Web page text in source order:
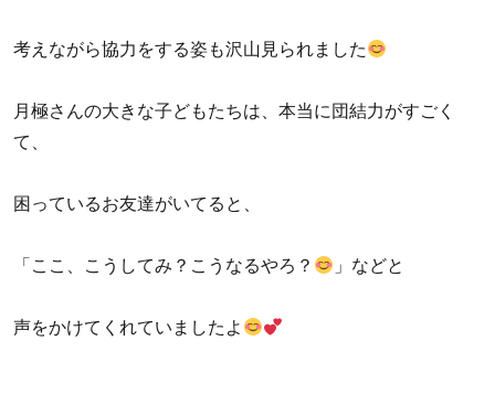
考えながら協力をする姿も沢山見られました
月極さんの大きな子どもたちは、本当に団結力がすごく
て、
困っているお友達がいてると、
「ここ、こうしてみ？こうなるやろ？ 」などと
声をかけてくれていましたよ